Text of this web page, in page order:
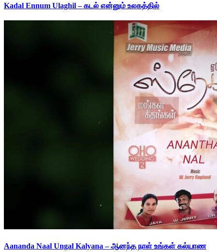
Kadal Ennum Ulaghil – கடல் என்னும் உலகத்தில்
Aananda Naal Ungal Kalyana – ஆனந்த நாள் உங்கள் கல்யாண